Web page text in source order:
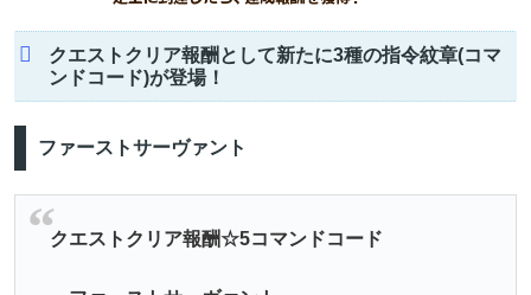
クエストクリア報酬として新たに3種の指令紋章(コマ
ンドコード)が登場！
ファーストサーヴァント
クエストクリア報酬☆5コマンドコード